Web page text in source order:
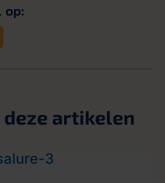
op:
deze artikelen